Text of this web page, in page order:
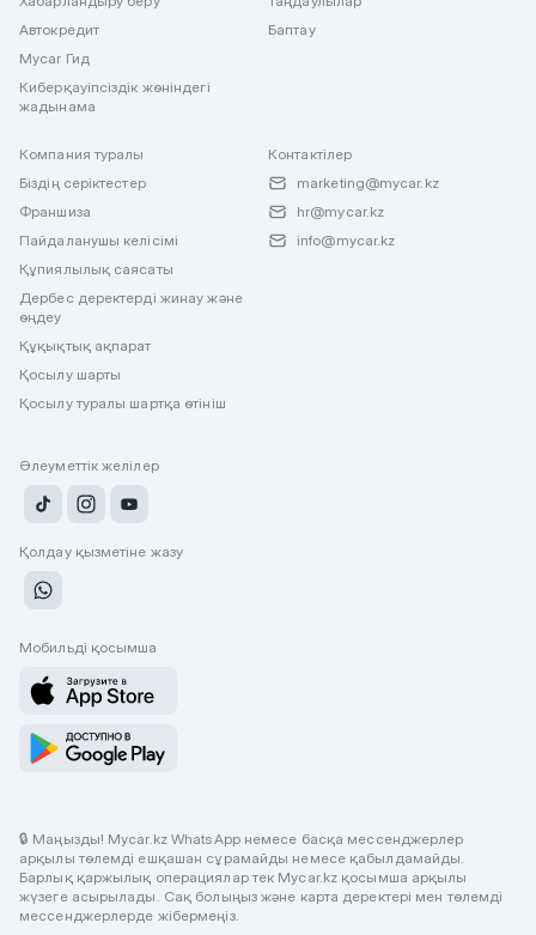
Автокредит
Mycar Гид
Киберқауіпсіздік жөніндегі
жадынама
Баптау
Компания туралы
Біздің серіктестер
Франшиза
Пайдаланушы келісімі
Құпиялылық саясаты
Дербес деректерді жинау және
өңдеу
Құқықтық ақпарат
Қосылу шарты
Қосылу туралы шартқа өтініш
Контактілер
marketing@mycar.kz
hr@mycar.kz
info@mycar.kz
Әлеуметтік желілер
Қолдау қызметіне жазу
Мобильді қосымша
🔒 Маңызды! Mycar.kz WhatsApp немесе басқа мессенджерлер
арқылы төлемді ешқашан сұрамайды немесе қабылдамайды.
Барлық қаржылық операциялар тек Mycar.kz қосымша арқылы
жүзеге асырылады. Сақ болыңыз және карта деректері мен төлемді
мессенджерлерде жібермеңіз.